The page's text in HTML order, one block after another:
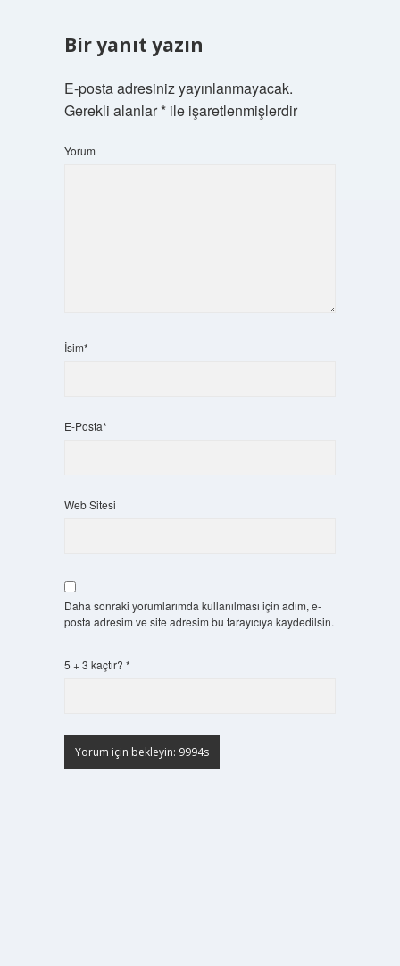
Bir yanıt yazın
E-posta adresiniz yayınlanmayacak.
Gerekli alanlar*ile işaretlenmişlerdir
Yorum
İsim*
E-Posta*
Web Sitesi
Daha sonraki yorumlarımda kullanılması için adım, e-
posta adresim ve site adresim bu tarayıcıya kaydedilsin.
5 + 3 kaçtır? *